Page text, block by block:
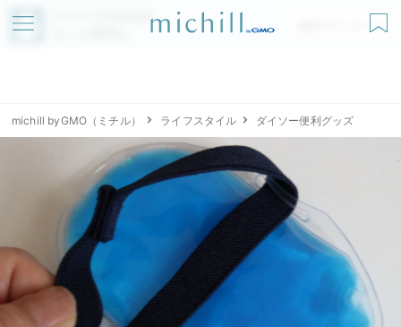
アプリでmichillが
無料ダウンロード
michill byGMO（ミチル） ライフスタイル ダイソー便利グッズ